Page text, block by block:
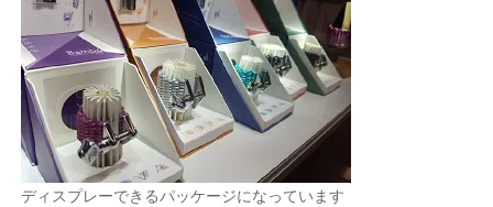
ディスプレーできるパッケージになっています